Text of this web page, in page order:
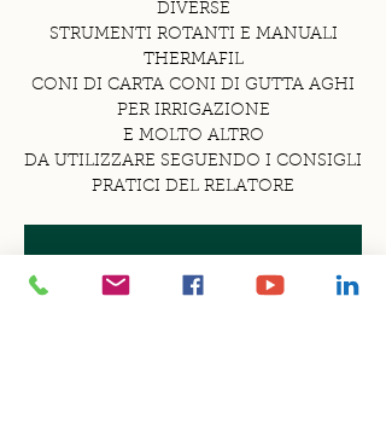
DIVERSE
STRUMENTI ROTANTI E MANUALI
THERMAFIL
CONI DI CARTA CONI DI GUTTA AGHI
PER IRRIGAZIONE
E MOLTO ALTRO
DA UTILIZZARE SEGUENDO I CONSIGLI
PRATICI DEL RELATORE
Scopri gli altri eventi